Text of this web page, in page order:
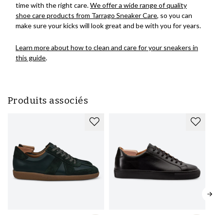
time with the right care.We offer a wide range of quality
shoe care products from Tarrago Sneaker Care, so you can
make sure your kicks will look great and be with you for years.
Learn more about how to clean and care for your sneakers in
this guide.
Produits associés